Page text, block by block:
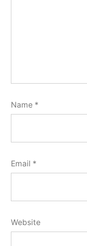
Name *
Email *
Website